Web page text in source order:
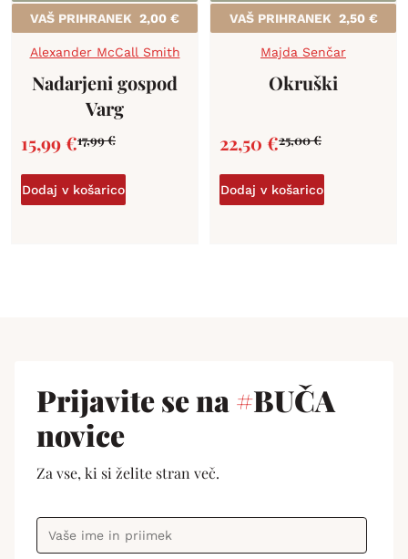
VAŠ PRIHRANEK 2,00 €
Alexander McCall Smith
Nadarjeni gospod
Varg
17,99€
15,99€
Dodaj v košarico
VAŠ PRIHRANEK 2,50 €
Majda Senčar
Okruški
25,00€
22,50 €
Dodaj v košarico
Prijavite se na#BUČA
novice
Za vse, ki si želite stran več.